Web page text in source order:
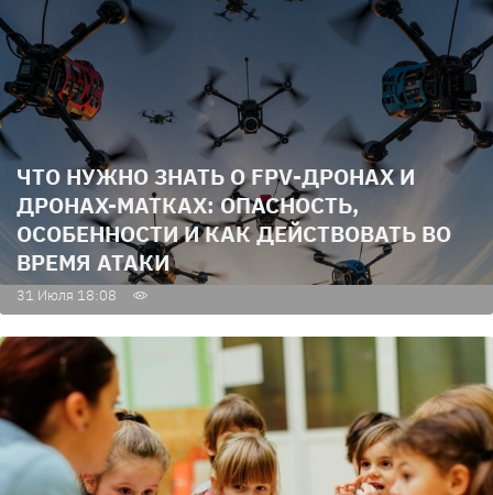
ЧТО НУЖНО ЗНАТЬ О FPV-ДРОНАХ И
ДРОНАХ-МАТКАХ: ОПАСНОСТЬ,
ОСОБЕННОСТИ И КАК ДЕЙСТВОВАТЬ ВО
ВРЕМЯ АТАКИ
31 Июля 18:08